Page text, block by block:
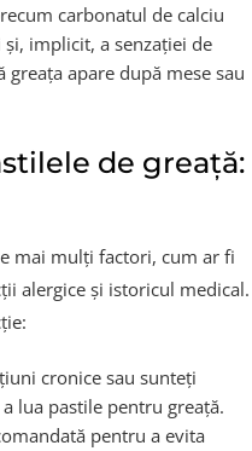
carbonatul de calciu
implicit, a senzației de
greața apare după mese sau
de greață:
mai mulți factori, cum ar fi
alergice și istoricul medical.
cronice sau sunteți
lua pastile pentru greață.
pentru a evita